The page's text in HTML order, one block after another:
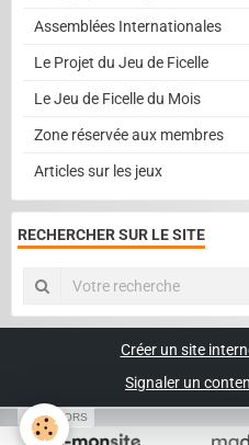
Assemblées Internationales
Le Projet du Jeu de Ficelle
Le Jeu de Ficelle du Mois
Zone réservée aux membres
Articles sur les jeux
RECHERCHER SUR LE SITE
Créer un site
Signaler un
SPONSORS